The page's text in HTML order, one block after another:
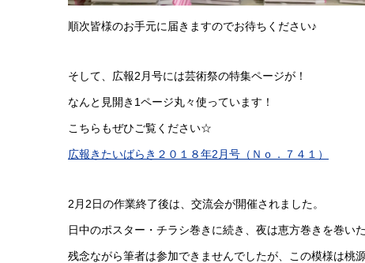
順次皆様のお手元に届きますのでお待ちください♪
そして、広報2月号には芸術祭の特集ページが！
なんと見開き1ページ丸々使っています！
こちらもぜひご覧ください☆
広報きたいばらき２０１８年2月号（Ｎｏ．７４１）
2月2日の作業終了後は、交流会が開催されました。
日中のポスター・チラシ巻きに続き、夜は恵方巻きを巻いた
残念ながら筆者は参加できませんでしたが、この模様は桃